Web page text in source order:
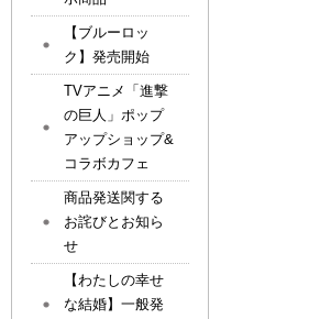
【ブルーロッ
ク】発売開始
TVアニメ「進撃
の巨人」ポップ
アップショップ&
コラボカフェ
商品発送関する
お詫びとお知ら
せ
【わたしの幸せ
な結婚】一般発